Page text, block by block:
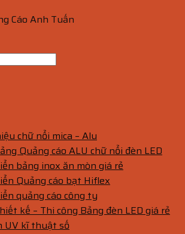
Cáo Anh Tuấn
chữ nổi mica – Alu
Quảng cáo ALU chữ nổi đèn LED
bảng inox ăn mòn giá rẻ
Quảng cáo bạt Hiflex
quảng cáo công ty
kế – Thi công Bảng đèn LED giá rẻ
UV kĩ thuật số